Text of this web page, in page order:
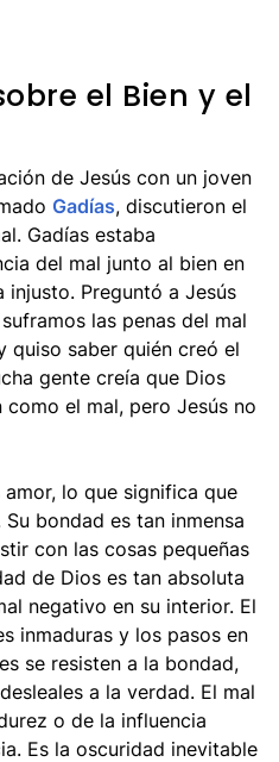
el Bien y el
de Jesús con un joven
Gadías, discutieron el
Gadías estaba
del mal junto al bien en
Preguntó a Jesús
las penas del mal
quiso saber quién creó el
gente creía que Dios
el mal, pero Jesús no
lo que significa que
bondad es tan inmensa
con las cosas pequeñas
de Dios es tan absoluta
negativo en su interior. El
inmaduras y los pasos en
se resisten a la bondad,
a la verdad. El mal
o de la influencia
Es la oscuridad inevitable